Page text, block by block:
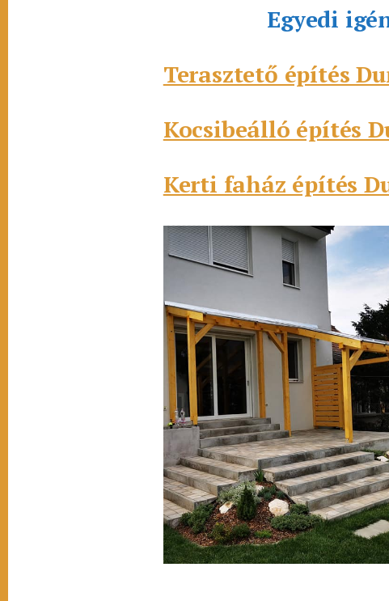
Egyedi
Terasztető építés
Kocsibeálló építés
Kerti faház építés